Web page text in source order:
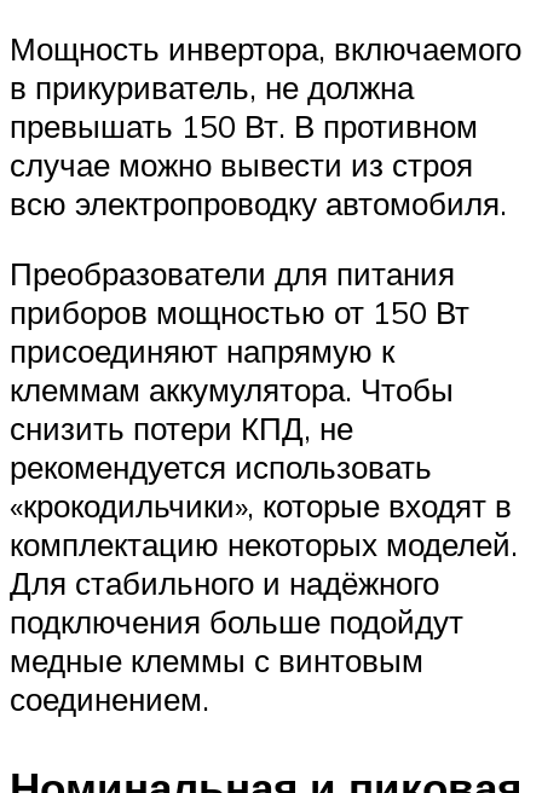
Мощность инвертора, включаемого
в прикуриватель, не должна
превышать 150 Вт. В противном
случае можно вывести из строя
всю электропроводку автомобиля.
Преобразователи для питания
приборов мощностью от 150 Вт
присоединяют напрямую к
клеммам аккумулятора. Чтобы
снизить потери КПД, не
рекомендуется использовать
«крокодильчики», которые входят в
комплектацию некоторых моделей.
Для стабильного и надёжного
подключения больше подойдут
медные клеммы с винтовым
соединением.